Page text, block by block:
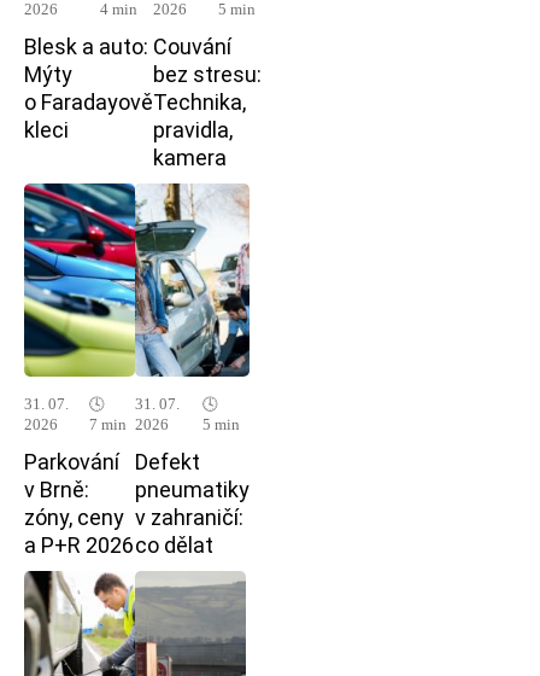
2026
4 min
Blesk a auto:
Mýty
o Faradayově
kleci
2026
5 min
Couvání
bez stresu:
Technika,
pravidla,
kamera
31. 07.
2026
🕓
7 min
Parkování
v Brně:
zóny, ceny
a P+R 2026
31. 07.
2026
🕓
5 min
Defekt
pneumatiky
v zahraničí:
co dělat